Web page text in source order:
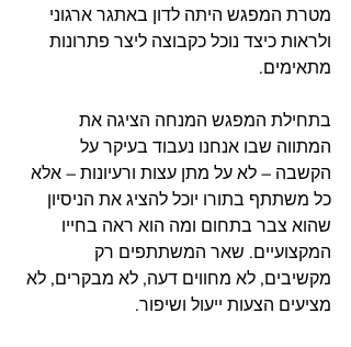
מטרת המפגש היתה לדון באתגר ארגוני
ולראות כיצד נוכל כקבוצה ליצר פתרונות
מתאימים.
בתחילת המפגש המנחה הציגה את
המתווה שבו אנחנו נעבוד בעיקר על
הקשבה – לא על מתן עצות ורעיונות – אלא
כל משתתף בתורו יוכל להציג את הניסיון
שהוא צבר בתחום ומה הוא ראה בחייו
המקצועיים. שאר המשתתפים רק
מקשיבים, לא מחווים דעה, לא מבקרים, לא
מציעים הצעות ייעול ושיפור.